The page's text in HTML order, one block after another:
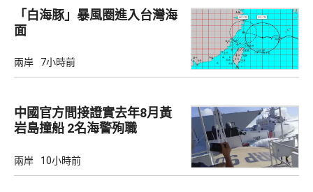
「白海豚」暴風圈進入台灣海
面
兩岸 7小時前
中國官方間接證實去年8月黃
岩島撞船 2名海警殉職
兩岸 10小時前